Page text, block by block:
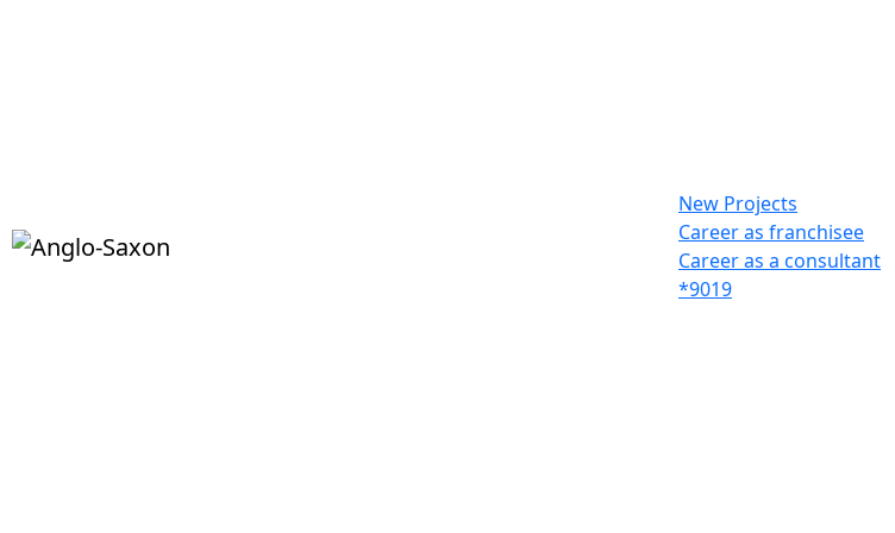
New Projects
Career as franchisee
Career as a consultant
*9019